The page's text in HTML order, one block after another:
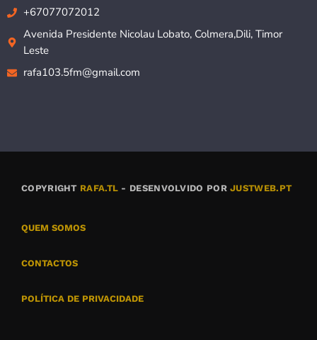
+67077072012
Avenida Presidente Nicolau Lobato, Colmera,Dili, Timor
Leste
rafa103.5fm@gmail.com
COPYRIGHT RAFA.TL - DESENVOLVIDO PORJUSTWEB.PT
QUEM SOMOS
CONTACTOS
POLÍTICA DE PRIVACIDADE